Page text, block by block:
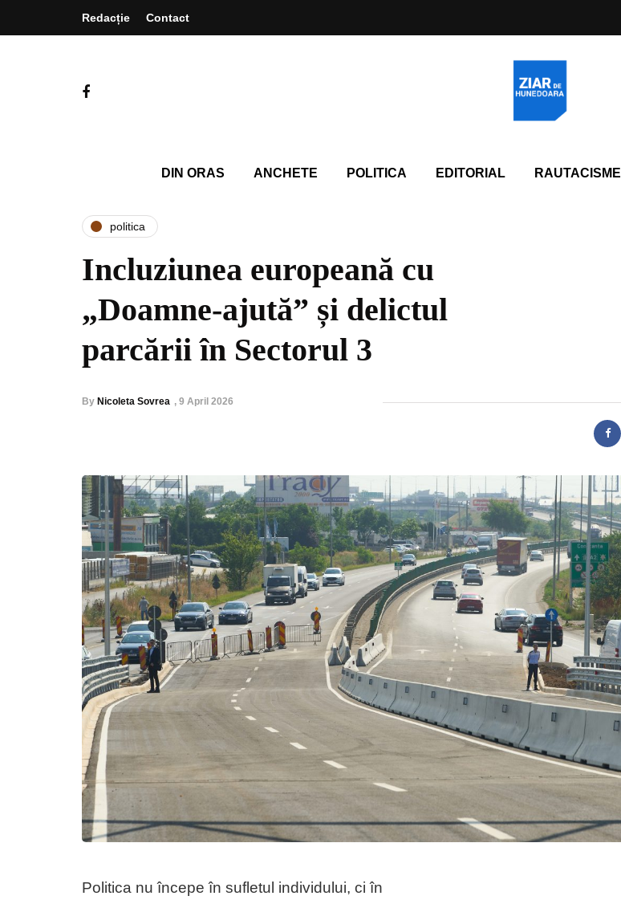
Redacție Contact
DIN ORAS ANCHETE POLITICA EDITORIAL RAUTACISME
politica
Incluziunea europeană cu
„Doamne-ajută” și delictul
parcării în Sectorul 3
By Nicoleta Sovrea , 9 April 2026
Politica nu începe în sufletul individului, ci în